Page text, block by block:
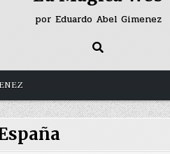
por Eduardo Abel Gimenez